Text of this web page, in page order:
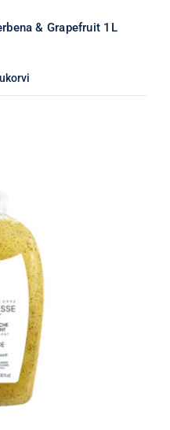
& Grapefruit 1L